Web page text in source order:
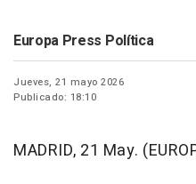
Europa Press Política
Jueves, 21 mayo 2026
Publicado: 18:10
MADRID, 21 May.